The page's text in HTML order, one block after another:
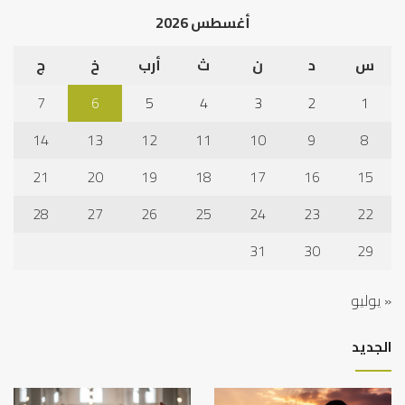
أغسطس 2026
س
د ن ث أرب خ
ج
1
2
3
4
5
6
7
8
9
10
11
12
13
14
15
16
17
18
19
20
21
22
23
24
25
26
27
28
29
30
31
« يوليو
الجديد